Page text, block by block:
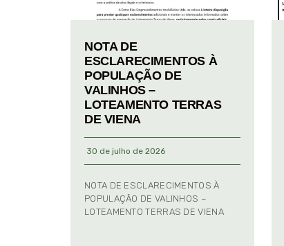
NOTA DE
ESCLARECIMENTOS À
POPULAÇÃO DE
VALINHOS –
LOTEAMENTO TERRAS
DE VIENA
30 de julho de 2026
NOTA DE ESCLARECIMENTOS À
POPULAÇÃO DE VALINHOS –
LOTEAMENTO TERRAS DE VIENA